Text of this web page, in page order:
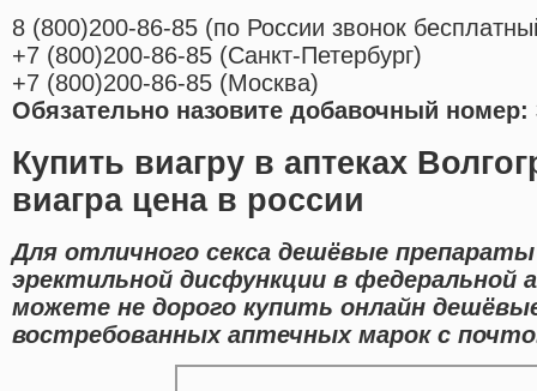
8 (800)200-86-85 (по России звонок
+7 (800)200-86-85 (Санкт-Петербург)
+7 (800)200-86-85 (Москва)
Обязательно назовите добавочный номер:
Купить виагру в аптеках
виагра цена в россии
Для отличного секса дешёвые препараты
эректильной дисфункции в федеральной
можете не дорого купить онлайн
востребованных аптечных марок с